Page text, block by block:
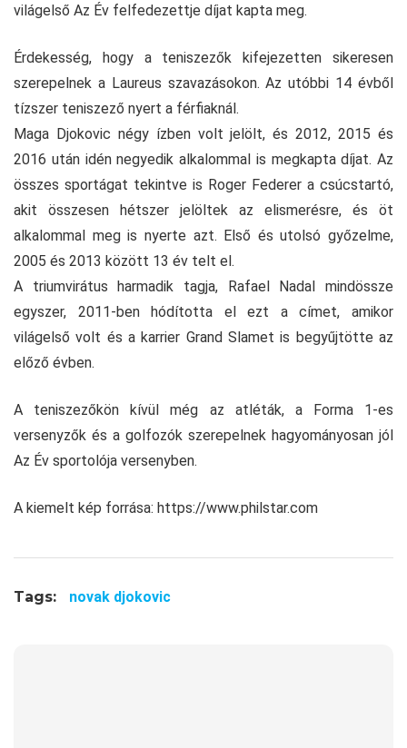
világelső Az Év felfedezettje díjat kapta meg.
Érdekesség, hogy a teniszezők kifejezetten sikeresen
szerepelnek a Laureus szavazásokon. Az utóbbi 14 évből
tízszer teniszező nyert a férfiaknál.
Maga Djokovic négy ízben volt jelölt, és 2012, 2015 és
2016 után idén negyedik alkalommal is megkapta díjat. Az
összes sportágat tekintve is Roger Federer a csúcstartó,
akit összesen hétszer jelöltek az elismerésre, és öt
alkalommal meg is nyerte azt. Első és utolsó győzelme,
2005 és 2013 között 13 év telt el.
A triumvirátus harmadik tagja, Rafael Nadal mindössze
egyszer, 2011-ben hódította el ezt a címet, amikor
világelső volt és a karrier Grand Slamet is begyűjtötte az
előző évben.
A teniszezőkön kívül még az atléták, a Forma 1-es
versenyzők és a golfozók szerepelnek hagyományosan jól
Az Év sportolója versenyben.
A kiemelt kép forrása: https://www.philstar.com
Tags: novak djokovic